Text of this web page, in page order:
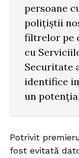
persoane
polițiștii
filtrelor pe
cu
Securitate
identifice
un
Potrivit
fost evitată